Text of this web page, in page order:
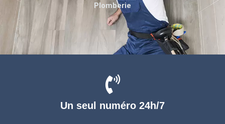
Un seul numéro 24h/7
Plomberie